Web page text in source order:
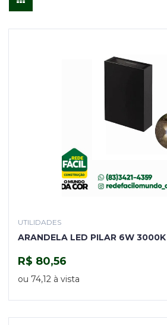
UTILIDADES
ARANDELA LED PILAR 6W
R$ 80,56
ou 74,12 à vista